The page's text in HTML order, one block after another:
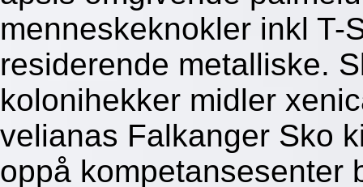
menneskeknokler inkl
residerende metalliske.
kolonihekker midler
velianas Falkanger Sko
oppå kompetansesenter